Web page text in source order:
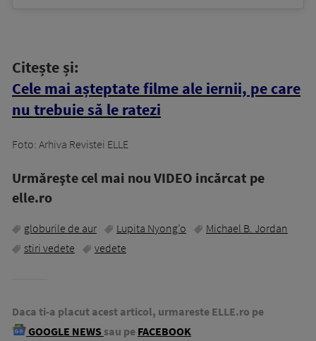
Citește și:
Cele mai așteptate filme ale iernii, pe care
nu trebuie să le ratezi
Foto: Arhiva Revistei ELLE
Urmăreşte cel mai nou VIDEO incărcat pe
elle.ro
globurile de aur Lupita Nyong’o
Michael B. Jordan
stiri vedete
vedete
Daca ti-a placut acest articol, urmareste ELLE.ro pe
GOOGLE NEWS sau pe FACEBOOK